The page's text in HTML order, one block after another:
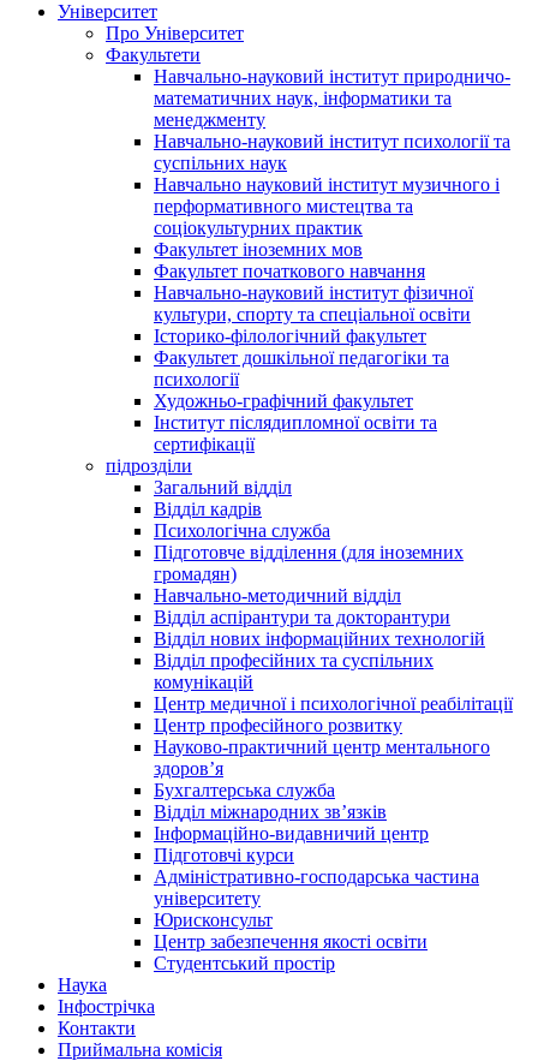
Університет
Про Університет
Факультети
Навчально-науковий інститут природничо-
математичних наук, інформатики та
менеджменту
Навчально-науковий інститут психології та
суспільних наук
Навчально науковий інститут музичного і
перформативного мистецтва та
соціокультурних практик
Факультет іноземних мов
Факультет початкового навчання
Навчально-науковий інститут фізичної
культури, спорту та спеціальної освіти
Історико-філологічний факультет
Факультет дошкільної педагогіки та
психології
Художньо-графічний факультет
Інститут післядипломної освіти та
сертифікації
підрозділи
Загальний відділ
Відділ кадрів
Психологічна служба
Підготовче відділення (для іноземних
громадян)
Навчально-методичний відділ
Відділ аспірантури та докторантури
Відділ нових інформаційних технологій
Відділ професійних та суспільних
комунікацій
Центр медичної і психологічної реабілітації
Центр професійного розвитку
Науково-практичний центр ментального
здоров’я
Бухгалтерська служба
Відділ міжнародних зв’язків
Інформаційно-видавничий центр
Підготовчі курси
Адміністративно-господарська частина
університету
Юрисконсульт
Центр забезпечення якості освіти
Студентський простір
Наука
Інфострічка
Контакти
Приймальна комісія